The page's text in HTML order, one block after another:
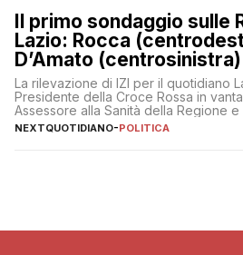
Il primo sondaggio sulle
Lazio: Rocca
D’Amato (centrosinistra)
La rilevazione di IZI per il quotidiano
Presidente della Croce Rossa in
Assessore alla Sanità della Regione
Donatella Bianchi
NEXTQUOTIDIANO-POLITICA